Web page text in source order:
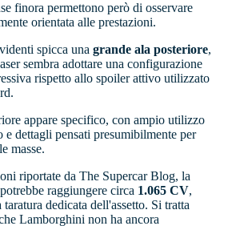
finora permettono però di osservare
orientata alle prestazioni.
spicca una grande ala posteriore,
sembra adottare una configurazione
rispetto allo spoiler attivo utilizzato
appare specifico, con ampio utilizzo
dettagli pensati presumibilmente per
masse.
riportate da The Supercar Blog, la
raggiungere circa 1.065 CV,
dedicata dell'assetto. Si tratta
Lamborghini non ha ancora